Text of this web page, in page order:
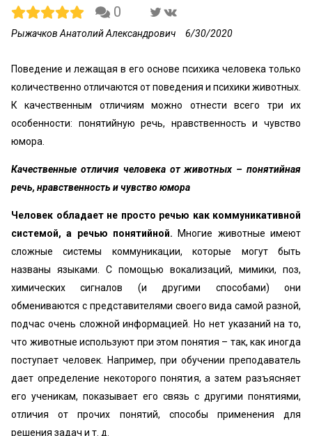
0
Рыжачков Анатолий Александрович 6/30/2020
Поведение и лежащая в его основе психика человека только
количественно отличаются от поведения и психики животных.
К качественным отличиям можно отнести всего три их
особенности: понятийную речь, нравственность и чувство
юмора.
Качественные отличия человека от животных – понятийная
речь, нравственность и чувство юмора
Человек обладает не просто речью как коммуникативной
системой, а речью понятийной.
Многие животные имеют
сложные системы коммуникации, которые могут быть
названы языками. С помощью вокализаций, мимики, поз,
химических сигналов (и другими способами) они
обмениваются с представителями своего вида самой разной,
подчас очень сложной информацией. Но нет указаний на то,
что животные используют при этом понятия – так, как иногда
поступает человек. Например, при обучении преподаватель
дает определение некоторого понятия, а затем разъясняет
его ученикам, показывает его связь с другими понятиями,
отличия от прочих понятий, способы применения для
решения задач и т. д.